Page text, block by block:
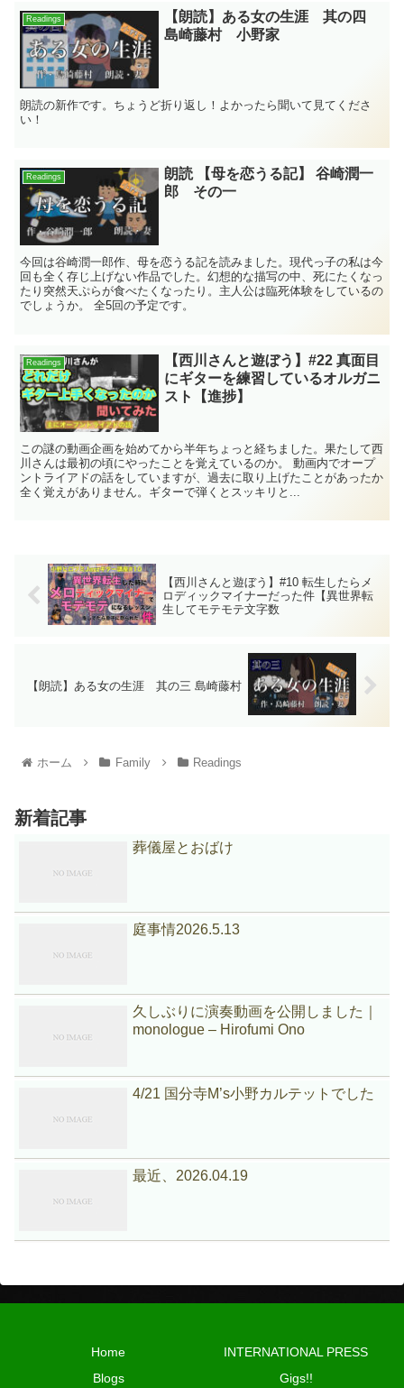
Readings
【朗読】ある女の生涯 其の四
島崎藤村 小野家
朗読の新作です。ちょうど折り返し！よかったら聞いて見てくださ
い！
Readings
朗読 【母を恋うる記】 谷崎潤一
郎 その一
今回は谷崎潤一郎作、母を恋うる記を読みました。現代っ子の私は今
回も全く存じ上げない作品でした。幻想的な描写の中、死にたくなっ
たり突然天ぷらが食べたくなったり。主人公は臨死体験をしているの
でしょうか。 全5回の予定です。
Readings
【西川さんと遊ぼう】#22 真面目
にギターを練習しているオルガニ
スト【進捗】
この謎の動画企画を始めてから半年ちょっと経ちました。果たして西
川さんは最初の頃にやったことを覚えているのか。 動画内でオープ
ントライアドの話をしていますが、過去に取り上げたことがあったか
全く覚えがありません。ギターで弾くとスッキリと...
【西川さんと遊ぼう】#10 転生したらメ
ロディックマイナーだった件【異世界転
生してモテモテ文字数
【朗読】ある女の生涯 其の三 島崎藤村
ホーム Family Readings
新着記事
葬儀屋とおばけ
庭事情2026.5.13
久しぶりに演奏動画を公開しました｜
monologue – Hirofumi Ono
4/21 国分寺M’s小野カルテットでした
最近、2026.04.19
Home
INTERNATIONAL PRESS
Blogs
Gigs!!